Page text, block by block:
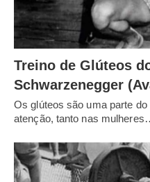
Treino de Glúteos
Schwarzenegger
Os glúteos são uma parte
atenção, tanto nas